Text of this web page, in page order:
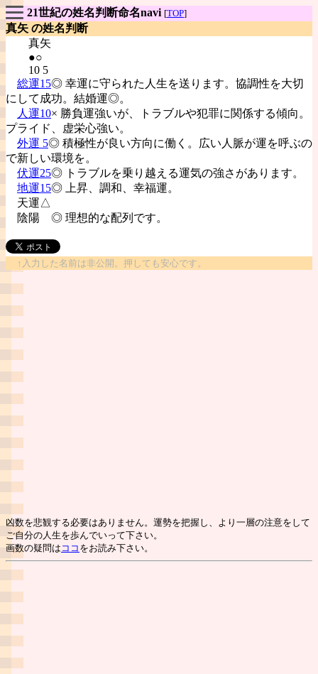
21世紀の姓名判断命名navi [TOP]
真矢 の姓名判断
真矢
●○
10 5
総運15◎ 幸運に守られた人生を送ります。協調性を大切
にして成功。結婚運◎。
人運10× 勝負運強いが、トラブルや犯罪に関係する傾向。
プライド、虚栄心強い。
外運 5◎ 積極性が良い方向に働く。広い人脈が運を呼ぶの
で新しい環境を。
伏運25◎ トラブルを乗り越える運気の強さがあります。
地運15◎ 上昇、調和、幸福運。
天運△
陰陽 ◎ 理想的な配列です。
↑入力した名前は非公開。押しても安心です。
凶数を悲観する必要はありません。運勢を把握し、より一層の注意をして
ご自分の人生を歩んでいって下さい。
画数の疑問は ココ をお読み下さい。